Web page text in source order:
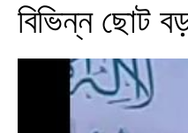
বিভিন্ন ছোট